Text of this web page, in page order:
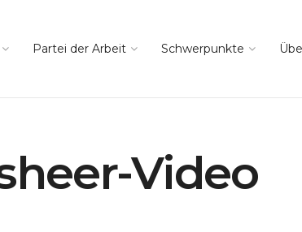
Partei der Arbeit Schwerpunkte
Video